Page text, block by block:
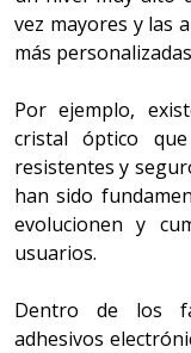
vez mayores y las
más
Por ejemplo,
cristal óptico
resistentes y
han sido
evolucionen y
usuarios.
Dentro de los
adhesivos